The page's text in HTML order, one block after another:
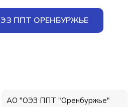
ППТ ОРЕНБУРЖЬЕ
АО "ОЭЗ ППТ "Оренбуржье"